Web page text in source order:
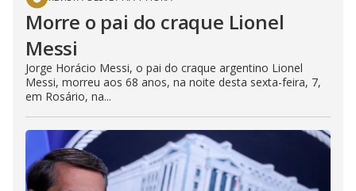
Morre o pai do craque Lionel
Messi
Jorge Horácio Messi, o pai do craque argentino Lionel
Messi, morreu aos 68 anos, na noite desta sexta-feira, 7,
em Rosário, na...